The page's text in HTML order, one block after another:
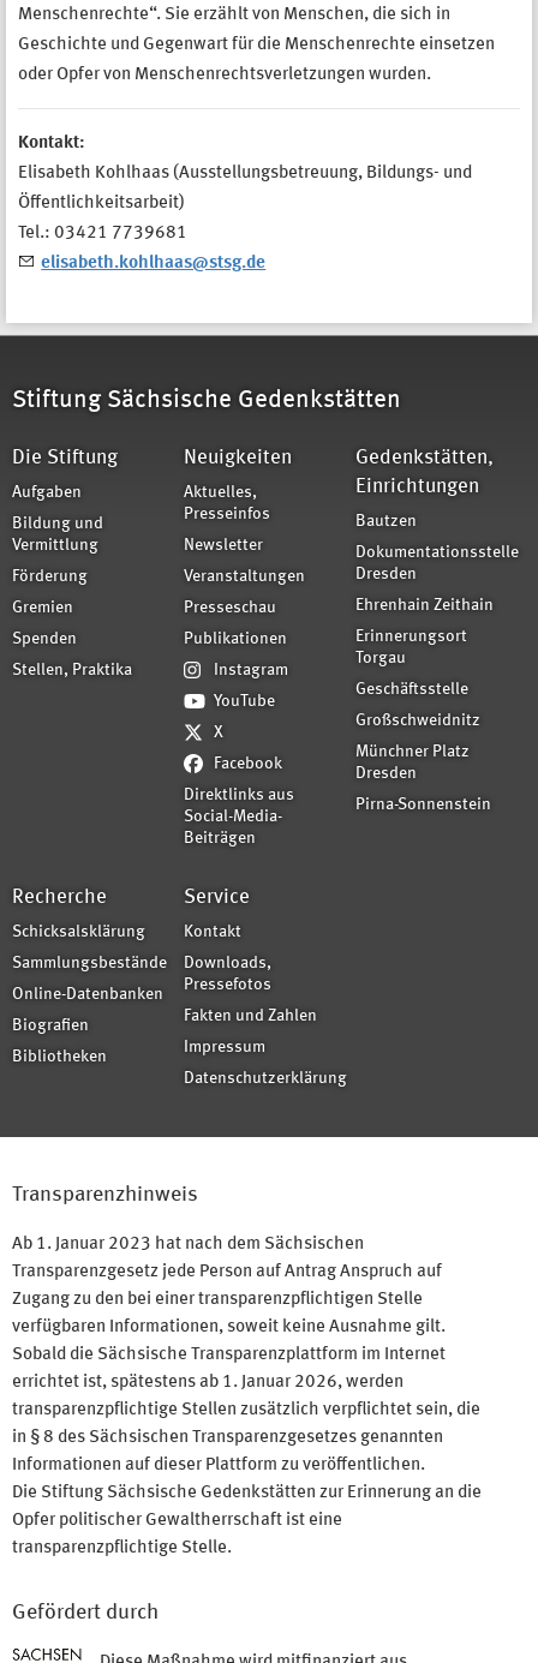
Menschenrechte“. Sie erzählt von Menschen, die sich in
Geschichte und Gegenwart für die Menschenrechte einsetzen
oder Opfer von Menschenrechtsverletzungen wurden.
Kontakt:
Elisabeth Kohlhaas (Ausstellungsbetreuung, Bildungs- und
Öffentlichkeitsarbeit)
Tel.: 03421 7739681
elisabeth.kohlhaas@stsg.de
Stiftung Sächsische Gedenkstätten
Die Stiftung
Aufgaben
Bildung und
Vermittlung
Förderung
Gremien
Spenden
Stellen, Praktika
Neuigkeiten
Aktuelles,
Presseinfos
Newsletter
Veranstaltungen
Presseschau
Publikationen
Instagram
YouTube
X
Facebook
Direktlinks aus
Social-Media-
Beiträgen
Gedenkstätten,
Einrichtungen
Bautzen
Dokumentationsstelle
Dresden
Ehrenhain Zeithain
Erinnerungsort
Torgau
Geschäftsstelle
Großschweidnitz
Münchner Platz
Dresden
Pirna-Sonnenstein
Recherche
Schicksalsklärung
Sammlungsbestände
Online-Datenbanken
Biografien
Bibliotheken
Service
Kontakt
Downloads,
Pressefotos
Fakten und Zahlen
Impressum
Datenschutzerklärung
Transparenzhinweis
Ab 1. Januar 2023 hat nach dem Sächsischen
Transparenzgesetz jede Person auf Antrag Anspruch auf
Zugang zu den bei einer transparenzpflichtigen Stelle
verfügbaren Informationen, soweit keine Ausnahme gilt.
Sobald die Sächsische Transparenzplattform im Internet
errichtet ist, spätestens ab 1. Januar 2026, werden
transparenzpflichtige Stellen zusätzlich verpflichtet sein, die
in § 8 des Sächsischen Transparenzgesetzes genannten
Informationen auf dieser Plattform zu veröffentlichen.
Die Stiftung Sächsische Gedenkstätten zur Erinnerung an die
Opfer politischer Gewaltherrschaft ist eine
transparenzpflichtige Stelle.
Gefördert durch